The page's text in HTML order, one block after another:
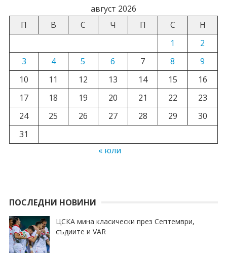
август 2026
П
В С Ч П С
Н
1
2
3
4 5 6 7 8
9
10
11 12 13 14 15
16
17
18 19 20 21 22
23
24
25 26 27 28 29
30
31
« юли
ПОСЛЕДНИ НОВИНИ
ЦСКА мина класически през Септември,
съдиите и VAR